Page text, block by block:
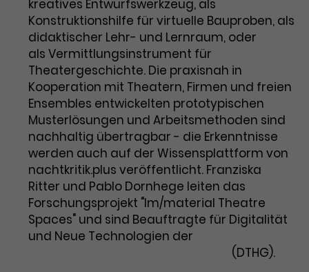
Laufzeit 1 Jahr
Zweck
Dieses Cookie dient der Anzeige
personalisierter Werbung und
misst die Wirksamkeit von
Werbekampagnen über
verschiedene Websites hinweg.
kreatives Entwurfswerkzeug, als
Konstruktionshilfe für virtuelle Bauproben, als
didaktischer Lehr- und Lernraum, oder
als Vermittlungsinstrument für
Theatergeschichte. Die praxisnah in
Kooperation mit Theatern, Firmen und freien
Ensembles entwickelten prototypischen
Musterlösungen und Arbeitsmethoden sind
nachhaltig übertragbar - die Erkenntnisse
werden auch auf der Wissensplattform von
nachtkritik.plus veröffentlicht. Franziska
Ritter und Pablo Dornhege leiten das
Forschungsprojekt "Im/material Theatre
Spaces" und sind Beauftragte für Digitalität
und Neue Technologien der
(DTHG).